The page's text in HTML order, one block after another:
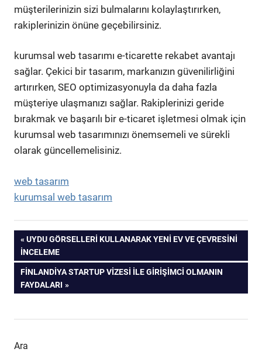
müşterilerinizin sizi bulmalarını kolaylaştırırken,
rakiplerinizin önüne geçebilirsiniz.
kurumsal web tasarımı e-ticarette rekabet avantajı
sağlar. Çekici bir tasarım, markanızın güvenilirliğini
artırırken, SEO optimizasyonuyla da daha fazla
müşteriye ulaşmanızı sağlar. Rakiplerinizi geride
bırakmak ve başarılı bir e-ticaret işletmesi olmak için
kurumsal web tasarımınızı önemsemeli ve sürekli
olarak güncellemelisiniz.
web tasarım
kurumsal web tasarım
Yazı
gezinmesi
PREVIOUS
POST:
UYDU GÖRSELLERI KULLANARAK YENI EV VE ÇEVRESINI
İNCELEME
NEXT
POST:
FINLANDIYA STARTUP VIZESI İLE GIRIŞIMCI OLMANIN
FAYDALARI
Ara